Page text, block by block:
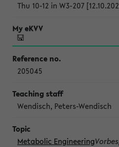
Thu 10-12 in W3-207
205045
Wendisch, Peters-Wendisch
Metabolic Engineering